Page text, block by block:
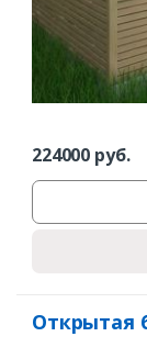
224000 руб.
Открытая